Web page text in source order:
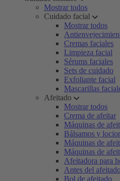
Mostrar todos
Cuidado facial
Mostrar todos
Cremas faciales
Limpieza facial
Sérums faciales
Sets de cuidado
Exfoliante facial
Mascarillas
Afeitado
Mostrar todos
Crema de afeitar
Máquinas de
Bálsamos y
Máquinas de
Máquinas de
Afeitadora para
Antes del
Bol de afeitado